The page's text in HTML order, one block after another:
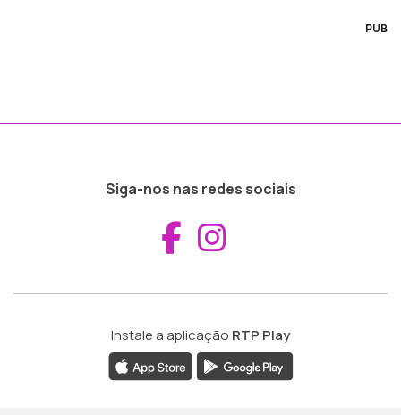
PUB
Siga-nos nas redes sociais
Aceder ao
Instale a aplicação RTP Play